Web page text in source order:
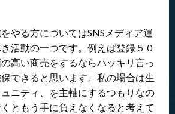
やる方についてはSNSメディア運
活動の一つです。例えば登録５０
高い商売をするならハッキリ言っ
できると思います。私の場合は生
ニティ、を主軸にするつもりなの
ともう手に負えなくなると考えて